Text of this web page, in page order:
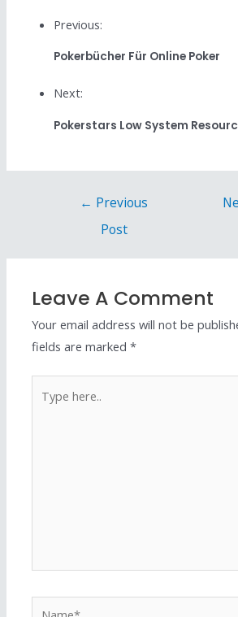
Previous:
Pokerbücher Für Online Poker
Next:
Pokerstars Low System
← Previous
Post
Leave A Comment
Your email address will not be
fields are marked*